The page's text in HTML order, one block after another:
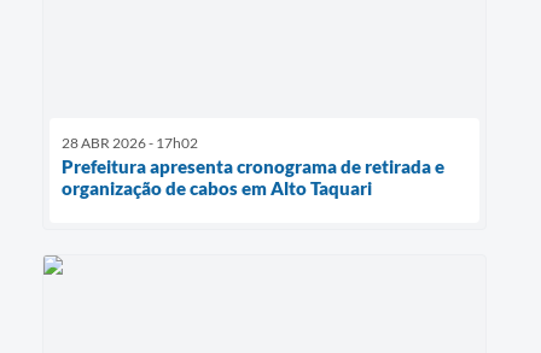
28 ABR 2026 - 17h02
Prefeitura apresenta cronograma de retirada e
organização de cabos em Alto Taquari